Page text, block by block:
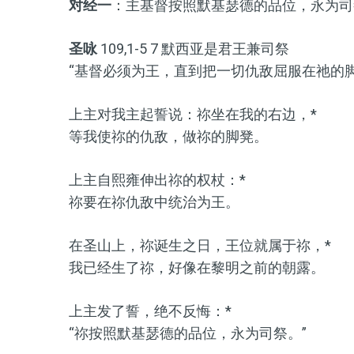
对经一 ：主基督按照默基瑟德的品位，永为司
圣咏109,1-5 7 默西亚是君王兼司祭
“基督必须为王，直到把一切仇敌屈服在祂的
上主对我主起誓说：祢坐在我的右边，*
等我使祢的仇敌，做祢的脚凳。
上主自熙雍伸出祢的权杖：*
祢要在祢仇敌中统治为王。
在圣山上，祢诞生之日，王位就属于祢，*
我已经生了祢，好像在黎明之前的朝露。
上主发了誓，绝不反悔：*
“祢按照默基瑟德的品位，永为司祭。”